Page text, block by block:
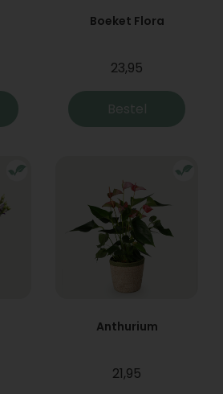
Boeket Flora
23,95
Bestel
Anthurium
21,95